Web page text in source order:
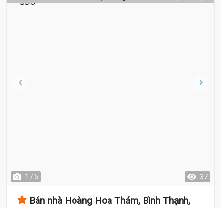
1 / 5 37
Bán nhà Hoàng Hoa Thám, Bình Thạnh,